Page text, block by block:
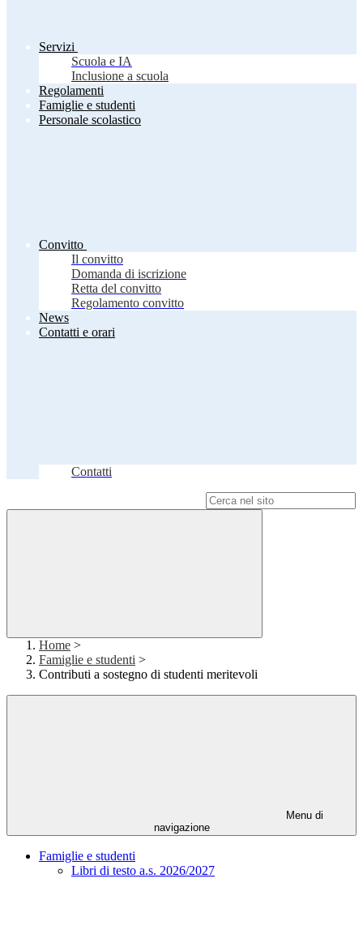
Servizi
Scuola e IA
Inclusione a scuola
Regolamenti
Famiglie e studenti
Personale scolastico
Convitto
Il convitto
Domanda di iscrizione
Retta del convitto
Regolamento convitto
News
Contatti e orari
Contatti
Home >
Famiglie e studenti >
Contributi a sostegno di studenti meritevoli
Menu di
navigazione
Famiglie e studenti
Libri di testo a.s. 2026/2027